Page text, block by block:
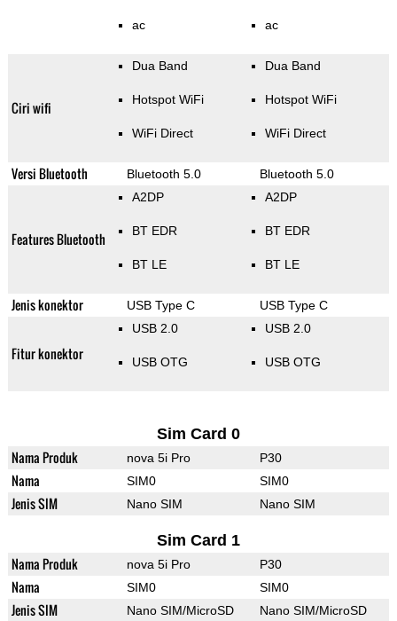
ac ac
Ciri wifi
Dua Band
Hotspot WiFi
WiFi Direct
Dua Band
Hotspot WiFi
WiFi Direct
Versi Bluetooth Bluetooth 5.0 Bluetooth 5.0
Features Bluetooth
A2DP
BT EDR
BT LE
A2DP
BT EDR
BT LE
Jenis konektor USB Type C USB Type C
Fitur konektor
USB 2.0
USB OTG
USB 2.0
USB OTG
Sim Card 0
Nama Produk nova 5i Pro P30
Nama SIM0 SIM0
Jenis SIM Nano SIM Nano SIM
Sim Card 1
Nama Produk nova 5i Pro P30
Nama SIM0 SIM0
Jenis SIM Nano SIM/MicroSD Nano SIM/MicroSD